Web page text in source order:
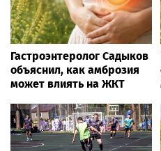
Гастроэнтеролог Садыков
объяснил, как амброзия
может влиять на ЖКТ